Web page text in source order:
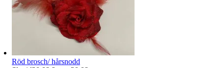
Röd brosch/ hårsnodd